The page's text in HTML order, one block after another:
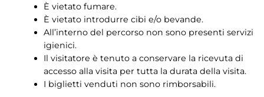
È vietato fumare.
È vietato introdurre cibi e/o bevande.
All’interno del percorso non sono presenti servizi
igienici.
Il visitatore è tenuto a conservare la ricevuta di
accesso alla visita per tutta la durata della visita.
I biglietti venduti non sono rimborsabili.